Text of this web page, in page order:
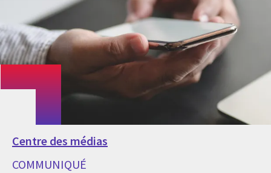
Centre des médias
COMMUNIQUÉ